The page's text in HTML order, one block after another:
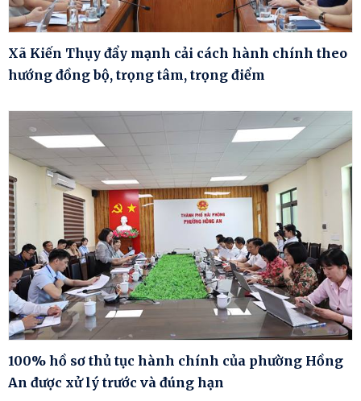
Xã Kiến Thụy đẩy mạnh cải cách hành chính theo
hướng đồng bộ, trọng tâm, trọng điểm
100% hồ sơ thủ tục hành chính của phường Hồng
An được xử lý trước và đúng hạn